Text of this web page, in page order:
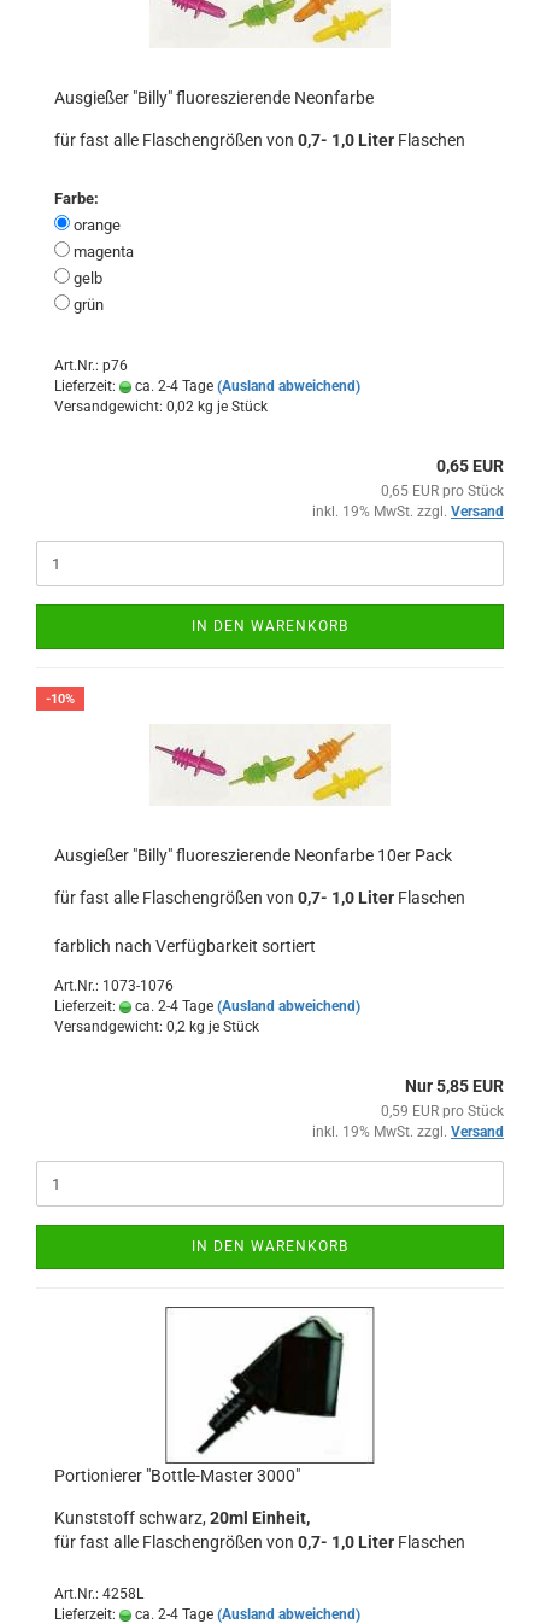
Ausgießer "Billy" fluoreszierende Neonfarbe
für fast alle Flaschengrößen von 0,7- 1,0 Liter Flaschen
Farbe:
orange
magenta
gelb
grün
Art.Nr.: p76
Lieferzeit:
ca. 2-4 Tage (Ausland abweichend)
Versandgewicht: 0,02 kg je Stück
0,65 EUR
0,65 EUR pro Stück
inkl. 19% MwSt. zzgl. Versand
IN DEN WARENKORB
-10%
Ausgießer "Billy" fluoreszierende Neonfarbe 10er Pack
für fast alle Flaschengrößen von 0,7- 1,0 Liter Flaschen
farblich nach Verfügbarkeit sortiert
Art.Nr.: 1073-1076
Lieferzeit:
ca. 2-4 Tage (Ausland abweichend)
Versandgewicht: 0,2 kg je Stück
Nur 5,85 EUR
0,59 EUR pro Stück
inkl. 19% MwSt. zzgl. Versand
IN DEN WARENKORB
Portionierer "Bottle-Master 3000"
Kunststoff schwarz, 20ml Einheit,
für fast alle Flaschengrößen von 0,7- 1,0 Liter Flaschen
Art.Nr.: 4258L
Lieferzeit:
ca. 2-4 Tage (Ausland abweichend)